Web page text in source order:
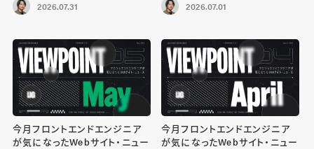
2026.07.31 2026.07.01
今月フロントエンドエンジニア
が気になったWebサイト・ニュー
今月フロントエンドエンジニア
が気になったWebサイト・ニュー